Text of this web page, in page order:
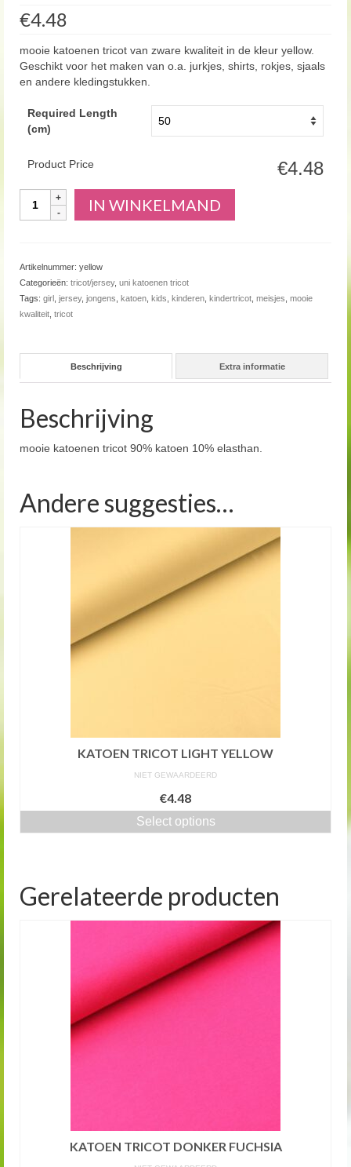
€4.48
mooie katoenen tricot van zware kwaliteit in de kleur yellow.
Geschikt voor het maken van o.a. jurkjes, shirts, rokjes, sjaals
en andere kledingstukken.
Required Length
(cm)
Product Price €4.48
IN WINKELMAND
Artikelnummer: yellow
Categorieën: tricot/jersey, uni katoenen tricot
Tags: girl jersey, jongens katoen kids kinderen kindertricot meisjes mooie
kwaliteit tricot
Beschrijving Extra informatie
Beschrijving
mooie katoenen tricot 90% katoen 10% elasthan.
Andere suggesties…
KATOEN TRICOT LIGHT YELLOW
NIET GEWAARDEERD
€4.48
Select options
Gerelateerde producten
KATOEN TRICOT DONKER FUCHSIA